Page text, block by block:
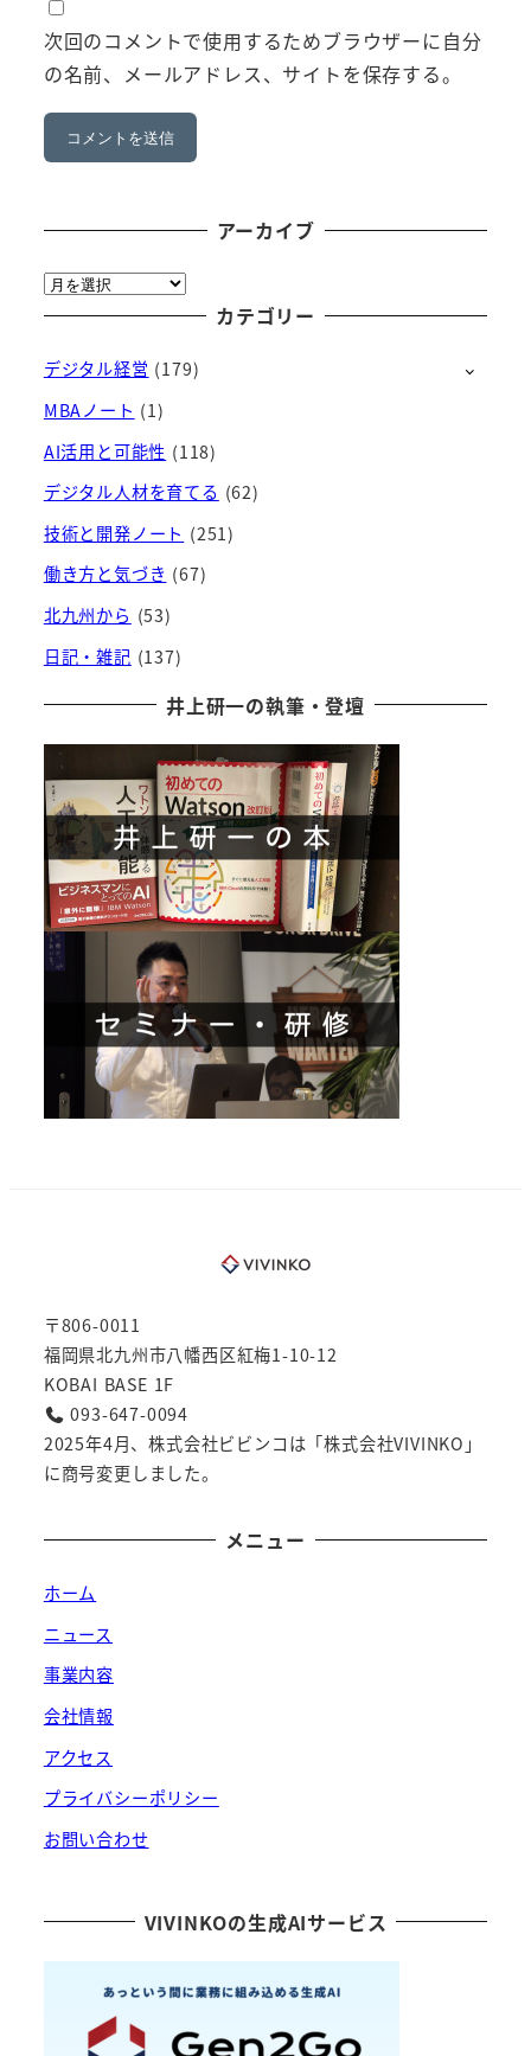
次回のコメントで使用するためブラウザーに自分
の名前、メールアドレス、サイトを保存する。
アーカイブ
ア
ー
イ
ブ
カテゴリー
デジタル経営 (179)
MBAノート (1)
AI活用と可能性 (118)
デジタル人材を育てる (62)
技術と開発ノート (251)
働き方と気づき (67)
北九州から (53)
日記・雑記 (137)
井上研一の執筆・登壇
〒806-0011
福岡県北九州市八幡西区紅梅1-10-12
KOBAI BASE 1F
093-647-0094
2025年4月、株式会社ビビンコは「株式会社VIVINKO」
に商号変更しました。
メニュー
ホーム
ニュース
事業内容
会社情報
アクセス
プライバシーポリシー
お問い合わせ
VIVINKOの生成AIサービス